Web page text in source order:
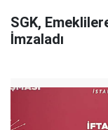
SGK,
İmzaladı